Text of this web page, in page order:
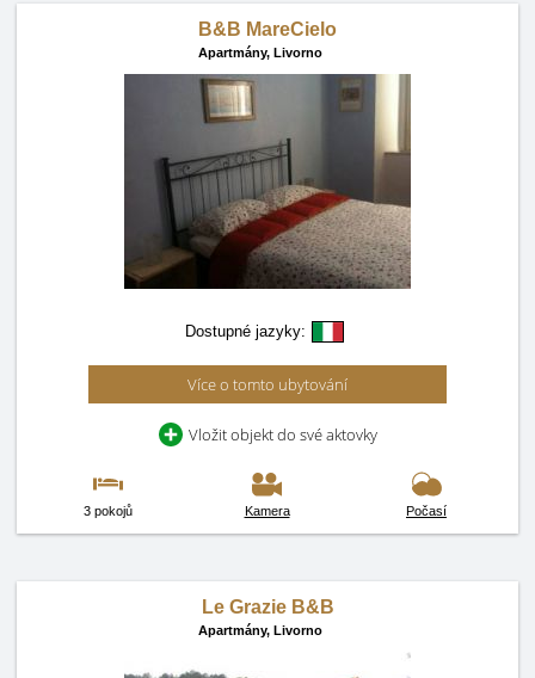
B&B MareCielo
Apartmány, Livorno
Dostupné jazyky:
Více o tomto ubytování
Vložit objekt do své aktovky
3 pokojů Kamera Počasí
Le Grazie B&B
Apartmány, Livorno